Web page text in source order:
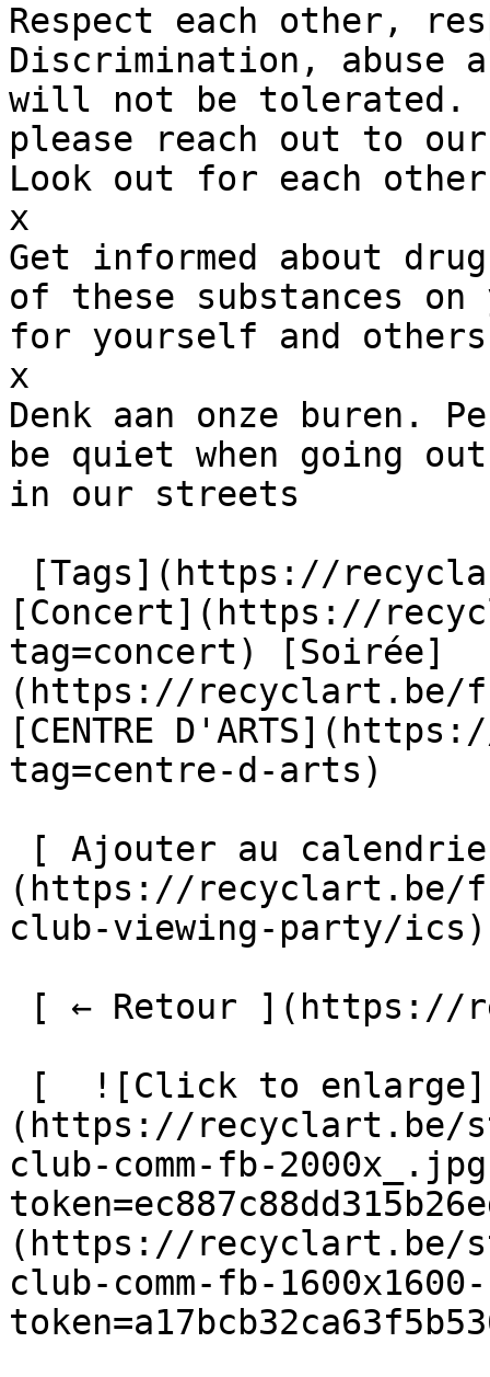
Respect each other,
Discrimination, abuse
will not be tolerated.
please reach out to
Look out for each
x
Get informed about
of these substances on
for yourself and others
x
Denk aan onze buren.
be quiet when going
in our streets
[Concert](https://
tag=concert) [Soirée]
(https://recyclart.be/
[CENTRE
tag=centre-d-arts)
(https://recyclart.be/fr/
club-viewing-party/ics)
(https://recyclart.be/
club-comm-fb-
(https://recyclart.be/
club-comm-fb-